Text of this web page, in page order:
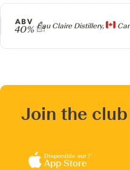
Producteur
Eau Claire Distillery,
ABV
40%
Join the
Disponible sur l’
App Store